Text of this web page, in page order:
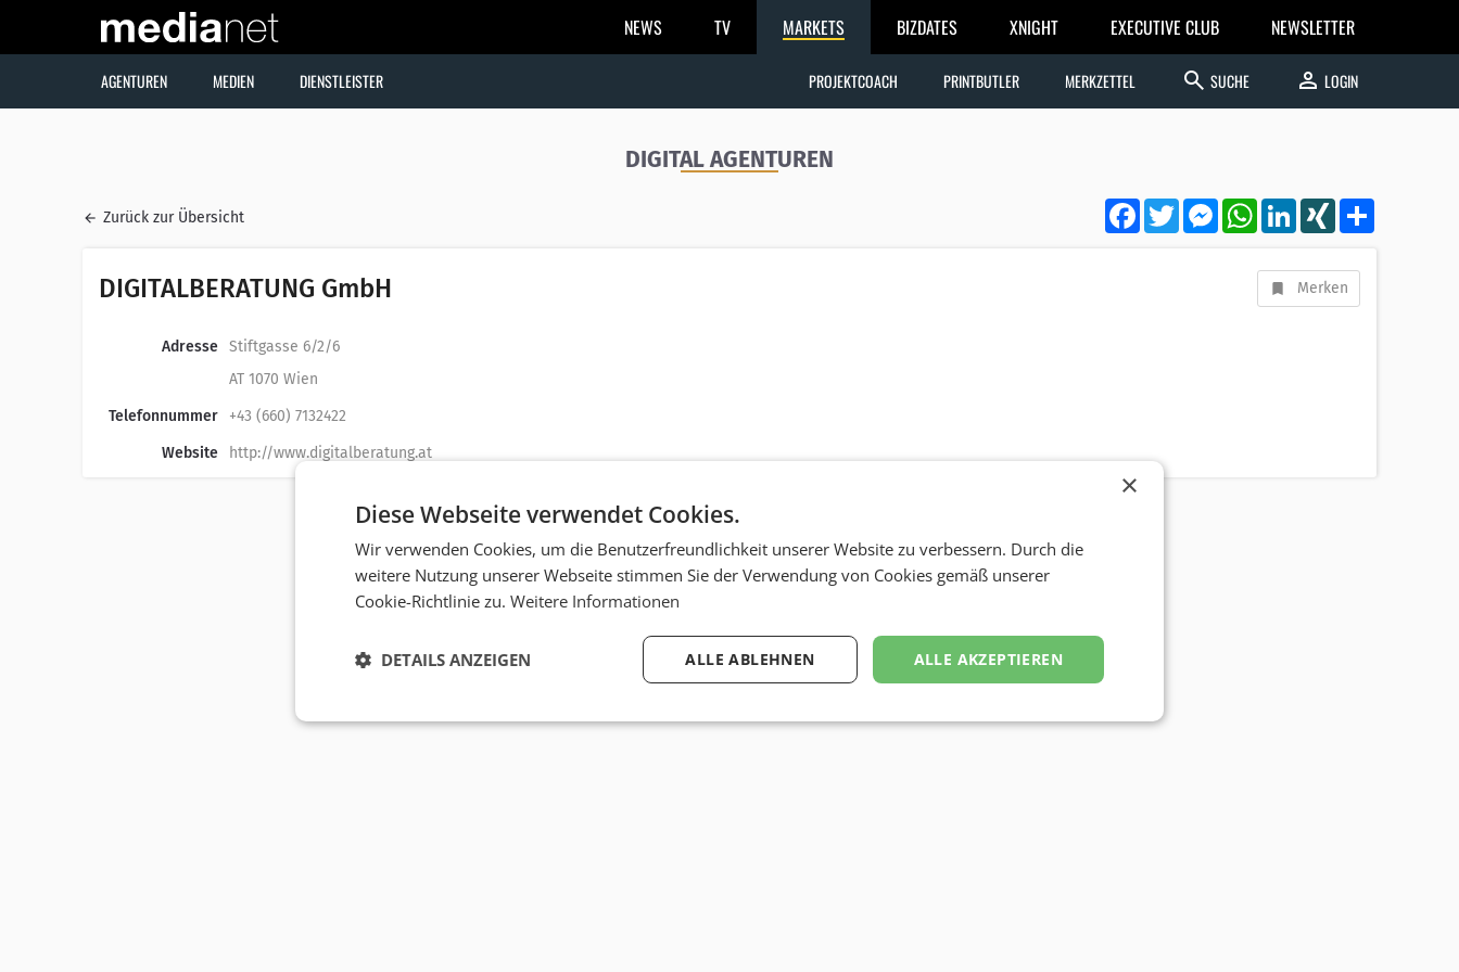
NEWS TV MARKETS BIZDATES XNIGHT EXECUTIVE CLUB NEWSLETTER
AGENTUREN MEDIEN DIENSTLEISTER PROJEKTCOACH PRINTBUTLER MERKZETTEL search SUCHE person LOGIN
DIGITAL AGENTUREN
Zurück zur Übersicht
FacebookTwitterMessengerWhatsApp
LinkedInXING
DIGITALBERATUNG GmbH Merken
Adresse Stiftgasse 6/2/6
AT 1070 Wien
Telefonnummer
+43 (660) 7132422
Website
http://www.digitalberatung.at
×
Diese Webseite verwendet Cookies.
Wir verwenden Cookies, um die Benutzerfreundlichkeit unserer Website zu verbessern. Durch die
weitere Nutzung unserer Webseite stimmen Sie der Verwendung von Cookies gemäß unserer
Cookie-Richtlinie zu. Weitere Informationen
ALLE AKZEPTIEREN
ALLE ABLEHNEN
DETAILS ANZEIGEN